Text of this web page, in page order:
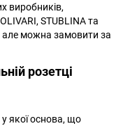
виробників,
STUBLINA та
але можна замовити за
розетці
у якої основа, що